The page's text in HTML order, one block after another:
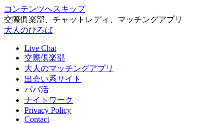
コンテンツへスキップ
交際俱楽部、チャットレディ、マッチングアプリ
大人のひろば
Live Chat
交際倶楽部
大人のマッチングアプリ
出会い系サイト
パパ活
ナイトワーク
Privacy Policy
Contact